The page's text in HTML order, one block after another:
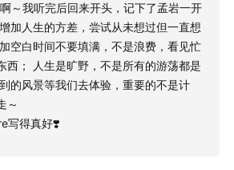
觉得给我的这些探索赋予了意义，而且也
这句这垫脚石可能不是给自己的，而是给
有的选择和探索都是我们自己的垫脚石，
」。哈哈哈互为垫脚石的人生，真的很豁
～我听完后回来开头，记下了孟岩一开
加人生的方差，尝试从未想过但一直想
空白时间不要填满，不是浪费，看见忙
西； 人生是旷野，不是所有的游荡都是
的风景等我们去体验，重要的不是计
～
写得真好❣️